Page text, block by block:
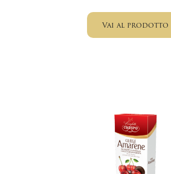
Vai al prodotto